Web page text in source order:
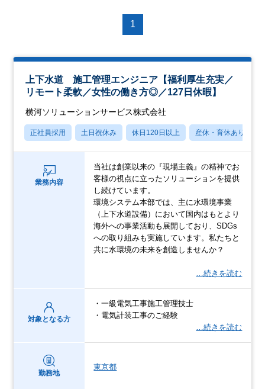
1
上下水道 施工管理エンジニア【福利厚生充実／
リモート柔軟／女性の働き方◎／127日休暇】
横河ソリューションサービス株式会社
正社員採用 土日祝休み 休日120日以上 産休・育休あり
業務内容
当社は創業以来の『現場主義』の精神でお
客様の視点に立ったソリューションを提供
し続けています。
環境システム本部では、主に水環境事業
（上下水道設備）において国内はもとより
海外への事業活動も展開しており、SDGs
への取り組みも実施しています。私たちと
共に水環境の未来を創造しませんか？
…続きを読む
対象となる方
・一級電気工事施工管理技士
・電気計装工事のご経験
…続きを読む
勤務地
東京都